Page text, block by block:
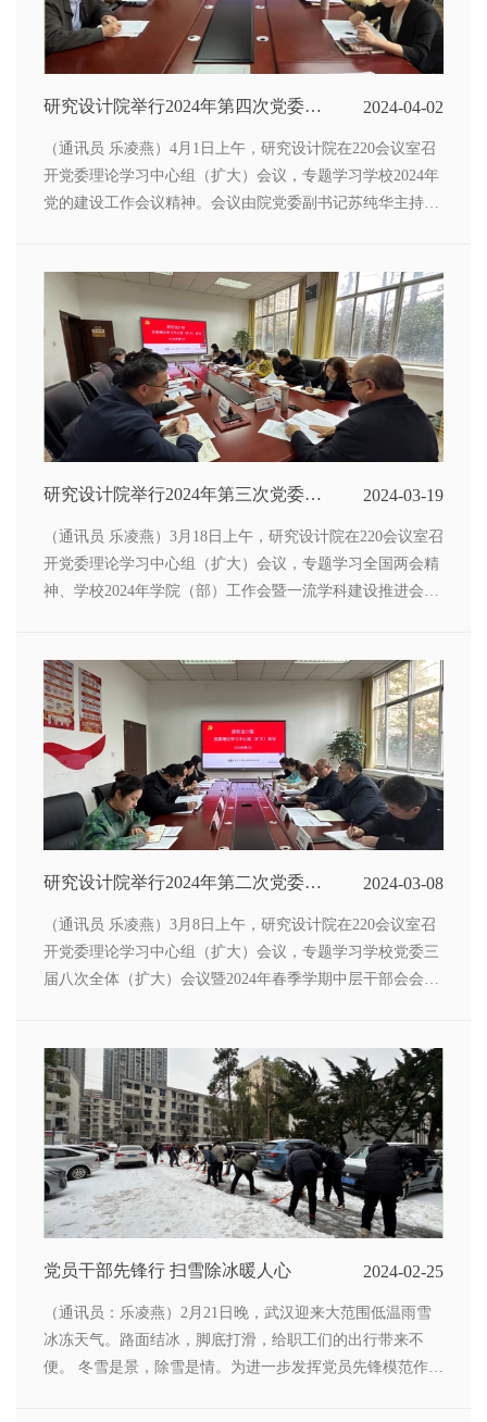
研究设计院举行2024年第四次党委理
2024-04-02
（通讯员 乐凌燕）4月1日上午，研究设计院在220会议室召
开党委理论学习中心组（扩大）会议，专题学习学校2024年
党的建设工作会议精神。会议由院党委副书记苏纯华主持，
研究设计院举行2024年第三次党委理
2024-03-19
（通讯员 乐凌燕）3月18日上午，研究设计院在220会议室召
开党委理论学习中心组（扩大）会议，专题学习全国两会精
神、学校2024年学院（部）工作会暨一流学科建设推进会会
研究设计院举行2024年第二次党委理
2024-03-08
（通讯员 乐凌燕）3月8日上午，研究设计院在220会议室召
开党委理论学习中心组（扩大）会议，专题学习学校党委三
届八次全体（扩大）会议暨2024年春季学期中层干部会会议
党员干部先锋行 扫雪除冰暖人心 2024-02-25
（通讯员：乐凌燕）2月21日晚，武汉迎来大范围低温雨雪
冰冻天气。路面结冰，脚底打滑，给职工们的出行带来不
便。 冬雪是景，除雪是情。为进一步发挥党员先锋模范作